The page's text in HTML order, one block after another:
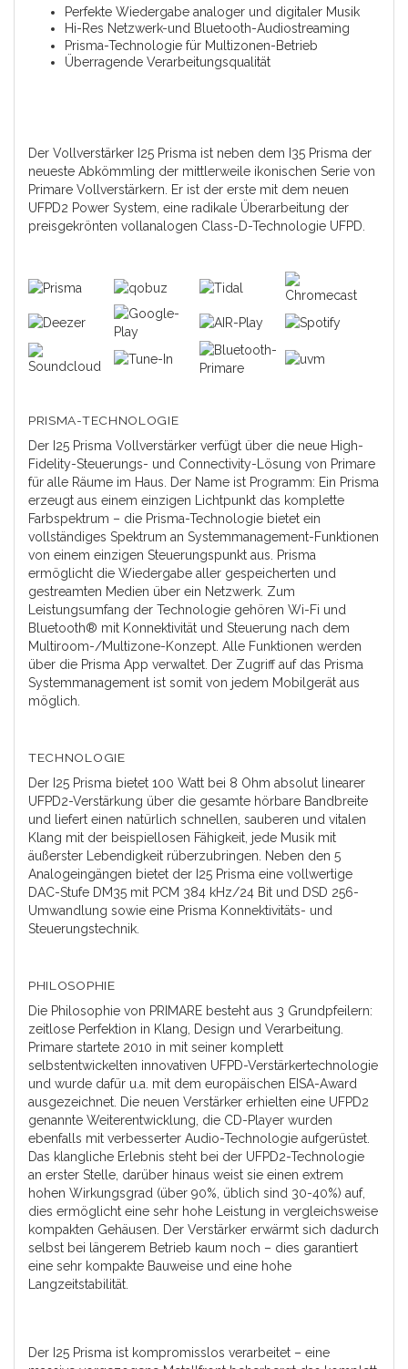
Perfekte Wiedergabe analoger und digitaler Musik
Hi-Res Netzwerk-und Bluetooth-Audiostreaming
Prisma-Technologie für Multizonen-Betrieb
Überragende Verarbeitungsqualität
Der Vollverstärker I25 Prisma ist neben dem I35 Prisma der
neueste Abkömmling der mittlerweile ikonischen Serie von
Primare Vollverstärkern. Er ist der erste mit dem neuen
UFPD2 Power System, eine radikale Überarbeitung der
preisgekrönten vollanalogen Class-D-Technologie UFPD.
PRISMA-TECHNOLOGIE
Der I25 Prisma Vollverstärker verfügt über die neue High-
Fidelity-Steuerungs- und Connectivity-Lösung von Primare
für alle Räume im Haus. Der Name ist Programm: Ein Prisma
erzeugt aus einem einzigen Lichtpunkt das komplette
Farbspektrum – die Prisma-Technologie bietet ein
vollständiges Spektrum an Systemmanagement-Funktionen
von einem einzigen Steuerungspunkt aus. Prisma
ermöglicht die Wiedergabe aller gespeicherten und
gestreamten Medien über ein Netzwerk. Zum
Leistungsumfang der Technologie gehören Wi-Fi und
Bluetooth® mit Konnektivität und Steuerung nach dem
Multiroom-/Multizone-Konzept. Alle Funktionen werden
über die Prisma App verwaltet. Der Zugriff auf das Prisma
Systemmanagement ist somit von jedem Mobilgerät aus
möglich.
TECHNOLOGIE
Der I25 Prisma bietet 100 Watt bei 8 Ohm absolut linearer
UFPD2-Verstärkung über die gesamte hörbare Bandbreite
und liefert einen natürlich schnellen, sauberen und vitalen
Klang mit der beispiellosen Fähigkeit, jede Musik mit
äußerster Lebendigkeit rüberzubringen. Neben den 5
Analogeingängen bietet der I25 Prisma eine vollwertige
DAC-Stufe DM35 mit PCM 384 kHz/24 Bit und DSD 256-
Umwandlung sowie eine Prisma Konnektivitäts- und
Steuerungstechnik.
PHILOSOPHIE
Die Philosophie von PRIMARE besteht aus 3 Grundpfeilern:
zeitlose Perfektion in Klang, Design und Verarbeitung.
Primare startete 2010 in mit seiner komplett
selbstentwickelten innovativen UFPD-Verstärkertechnologie
und wurde dafür u.a. mit dem europäischen EISA-Award
ausgezeichnet. Die neuen Verstärker erhielten eine UFPD2
genannte Weiterentwicklung, die CD-Player wurden
ebenfalls mit verbesserter Audio-Technologie aufgerüstet.
Das klangliche Erlebnis steht bei der UFPD2-Technologie
an erster Stelle, darüber hinaus weist sie einen extrem
hohen Wirkungsgrad (über 90%, üblich sind 30-40%) auf,
dies ermöglicht eine sehr hohe Leistung in vergleichsweise
kompakten Gehäusen. Der Verstärker erwärmt sich dadurch
selbst bei längerem Betrieb kaum noch – dies garantiert
eine sehr kompakte Bauweise und eine hohe
Langzeitstabilität.
Der I25 Prisma ist kompromisslos verarbeitet – eine